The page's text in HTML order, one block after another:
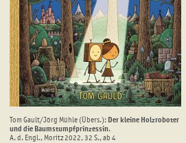
Tom Gault/Jörg Mühle (Übers.): Der kleine Holzroboter
und die Baumstumpfprinzessin.
A. d. Engl., Moritz 2022, 32 S., ab 4